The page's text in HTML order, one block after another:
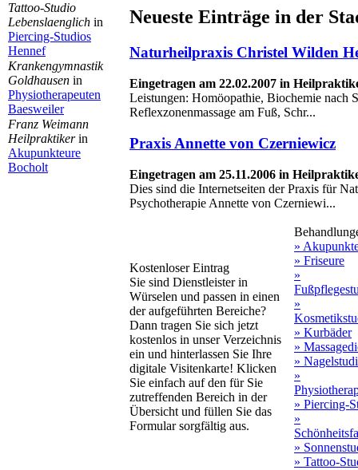
Tattoo-Studio
Lebenslaenglich in
Piercing-Studios
Hennef
Krankengymnastik
Goldhausen in
Physiotherapeuten
Baesweiler
Franz Weimann
Heilpraktikerin
Akupunkteure
Bocholt
Neueste Einträge in der
Naturheilpraxis Christel Wilden
Eingetragen am 22.02.2007 in
Leistungen: Homöopathie, Biochemie nach
Reflexzonenmassage am Fuß, Schr...
Praxis Annette von Czerniewicz
Eingetragen am 25.11.2006 in
Dies sind die Internetseiten der Praxis für
Psychotherapie Annette von Czerniewi...
Kostenloser Eintrag
Sie sind Dienstleister in
Würselen und passen in einen
der aufgeführten Bereiche?
Dann tragen Sie sich jetzt
kostenlos in unser Verzeichnis
ein und hinterlassen Sie Ihre
digitale Visitenkarte! Klicken
Sie einfach auf den für Sie
zutreffenden Bereich in der
Übersicht und füllen Sie das
Formular sorgfältig aus.
»
» Friseure
»
»
» Kurbäder
»
»
»
» Piercing-
»
»
» Tattoo-